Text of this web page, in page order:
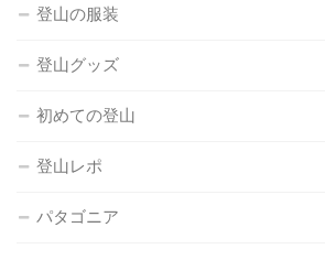
登山の服装
登山グッズ
初めての登山
登山レポ
パタゴニア